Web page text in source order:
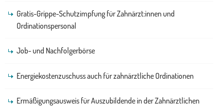
Gratis-Grippe-Schutzimpfung für Zahnärzt:innen und
Ordinationspersonal
Job- und Nachfolgerbörse
Energiekostenzuschuss auch für zahnärztliche Ordinationen
Ermäßigungsausweis für Auszubildende in der Zahnärztlichen